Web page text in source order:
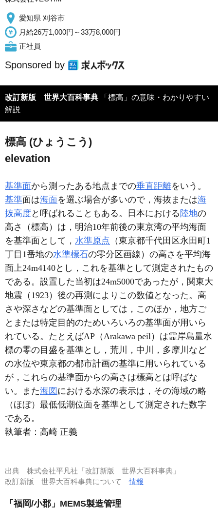
愛知県 刈谷市
月給26万1,000円～33万8,000円
正社員
Sponsored by
改訂新版 世界大百科事典 「標高」の意味・わかりやすい
解説
標高 (ひょうこう)
elevation
基準面から測ったある地点までの垂直距離をいう。
基準面は海面を選ぶ場合が多いので，海抜または海
抜高度 と呼ばれることもある。日本における 陸地の
高さ（標高）は，明治10年前後の東京湾の平均海面
を基準面として， 水準原点 （東京都千代田区永田町1
丁目1番地の水準標石の零分区画線）の高さを平均海
面上24m4140とし，これを基準として測定されたもの
である。設置した当初は24m5000であったが，関東大
地震（1923）後の再測によりこの数値となった。高
さや深さなどの基準面としては，このほか，地方ご
とまたは特定目的のためいろいろの基準面が用いら
れている。たとえばAP（Arakawa peil）は霊岸島量水
標の零の目盛を基準とし，荒川，中川，多摩川など
の水位や東京都の都市計画の基準に用いられている
が，これらの基準面からの高さは標高とは呼ばな
い。また海図 における水深の表示は，その海域の略
（ほぼ）最低低潮位面を基準として測定された数字
である。
執筆者： 高崎 正義
出典 株式会社平凡社「改訂新版 世界大百科事典」
改訂新版 世界大百科事典について情報
「福岡/小郡」MEMS製造管理